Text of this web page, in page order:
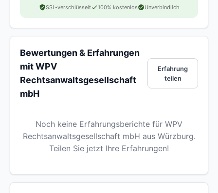
SSL-verschlüsselt 100% kostenlos Unverbindlich
Bewertungen & Erfahrungen
mit WPV
Rechtsanwaltsgesellschaft
mbH
Erfahrung
teilen
Noch keine Erfahrungsberichte für WPV
Rechtsanwaltsgesellschaft mbH aus Würzburg.
Teilen Sie jetzt Ihre Erfahrungen!